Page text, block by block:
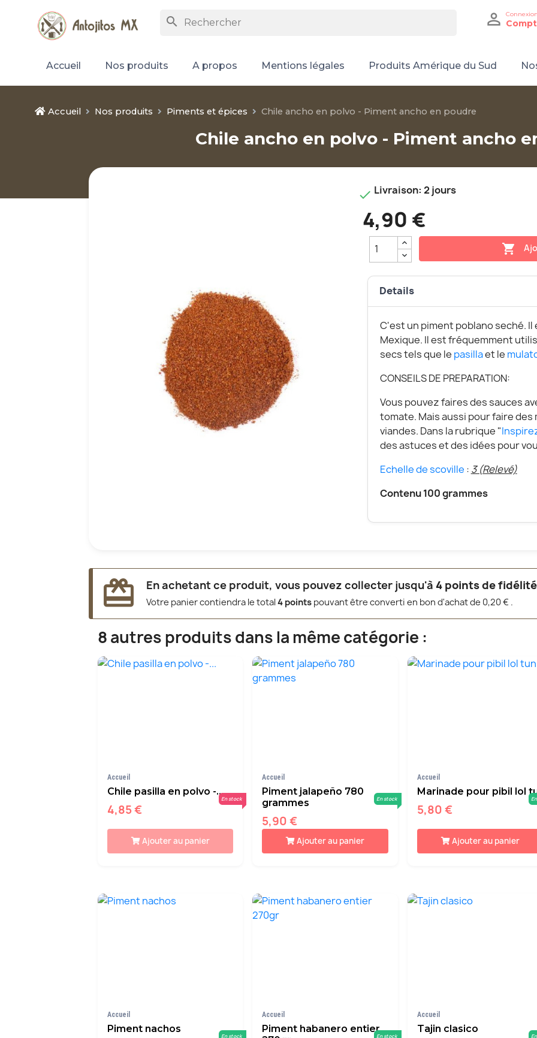
search  Connexion
Accueil Nos produits A propos Mentions légales Produits Amérique du Sud
Accueil Nos produits Piments et épices Chile ancho en polvo - Piment ancho en poudre
Chile ancho en polvo - Piment ancho
 Livraison: 2 jours
4,90 €

Details
C'est un piment poblano seché.
Mexique. Il est fréquemment
secs tels que le pasillaet le
CONSEILS DE PREPARATION:
Vous pouvez faires des sauces
tomate. Mais aussi pour faire des
viandes. Dans la rubrique "
des astuces et des idées pour
Echelle de scoville : 3 (Relevé)
Contenu 100 grammes
redeem En achetant ce produit, vous pouvez collecter jusqu'à 4 points de fidélité
Votre panier contiendra le total4 points pouvant être converti en bon d'achat de 0,20 € .
8 autres produits dans la même catégorie :
Accueil
Chile pasilla en polvo -...
4,85 €
En stock
Ajouter au panier
Accueil
Piment jalapeño 780
grammes
5,90 €
En stock
Ajouter au panier
Accueil
Marinade pour pibil lol
5,80 €
Ajouter au panier
Accueil
Piment nachos
En stock
Accueil
Piment habanero entier
En stock
Accueil
Tajin clasico